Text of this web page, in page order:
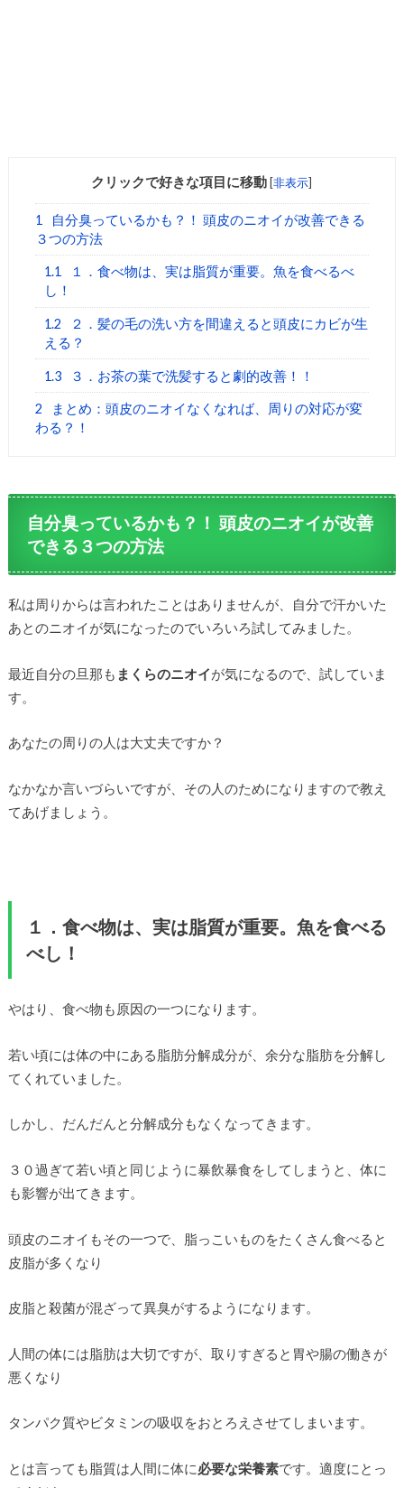
クリックで好きな項目に移動 [非表示]
1
自分臭っているかも？！ 頭皮のニオイが改善できる
３つの方法
1.1
１．食べ物は、実は脂質が重要。魚を食べるべ
し！
1.2
２．髪の毛の洗い方を間違えると頭皮にカビが生
える？
1.3 ３．お茶の葉で洗髪すると劇的改善！！
2
まとめ：頭皮のニオイなくなれば、周りの対応が変
わる？！
自分臭っているかも？！ 頭皮のニオイが改善
できる３つの方法
私は周りからは言われたことはありませんが、自分で汗かいた
あとのニオイが気になったのでいろいろ試してみました。
最近自分の旦那も まくらのニオイが気になるので、試していま
す。
あなたの周りの人は大丈夫ですか？
なかなか言いづらいですが、その人のためになりますので教え
てあげましょう。
１．食べ物は、実は脂質が重要。魚を食べる
べし！
やはり、食べ物も原因の一つになります。
若い頃には体の中にある脂肪分解成分が、余分な脂肪を分解し
てくれていました。
しかし、だんだんと分解成分もなくなってきます。
３０過ぎて若い頃と同じように暴飲暴食をしてしまうと、体に
も影響が出てきます。
頭皮のニオイもその一つで、脂っこいものをたくさん食べると
皮脂が多くなり
皮脂と殺菌が混ざって異臭がするようになります。
人間の体には脂肪は大切ですが、取りすぎると胃や腸の働きが
悪くなり
タンパク質やビタミンの吸収をおとろえさせてしまいます。
とは言っても脂質は人間に体に必要な栄養素です。適度にとっ